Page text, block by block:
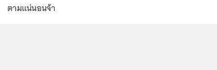
ตามแน่นอนจ้า